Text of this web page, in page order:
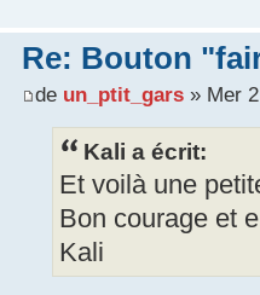
Re: Bouton
de un_ptit_gars» Mer 2
Kali a écrit:
Et voilà une
Bon courage et
Kali